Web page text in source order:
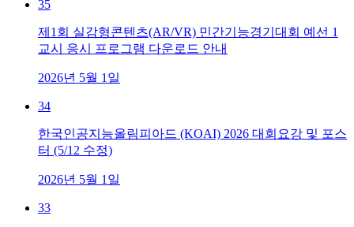
35
제1회 실감형콘텐츠(AR/VR) 민간기능경기대회 예선 1
교시 응시 프로그램 다운로드 안내
2026년 5월 1일
34
한국인공지능올림피아드 (KOAI) 2026 대회요강 및 포스
터 (5/12 수정)
2026년 5월 1일
33